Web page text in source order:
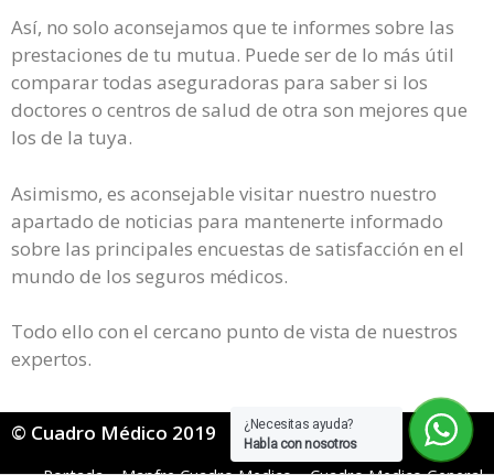
¿Necesitas ayuda?
Habla con nosotros
Así, no solo aconsejamos que te informes sobre las
prestaciones de tu mutua. Puede ser de lo más útil
comparar todas aseguradoras para saber si los
doctores o centros de salud de otra son mejores que
los de la tuya.
Asimismo, es aconsejable visitar nuestro nuestro
apartado de noticias para mantenerte informado
sobre las principales encuestas de satisfacción en el
mundo de los seguros médicos.
Todo ello con el cercano punto de vista de nuestros
expertos.
© Cuadro Médico 2019